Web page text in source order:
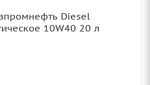
Diesel
10W40 20 л